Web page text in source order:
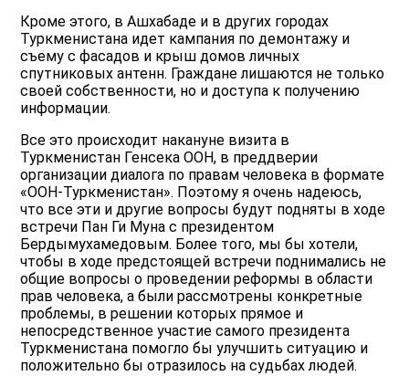
Кроме этого, в Ашхабаде и в других городах
Туркменистана идет кампания по демонтажу и
съему с фасадов и крыш домов личных
спутниковых антенн. Граждане лишаются не только
своей собственности, но и доступа к получению
информации.
Все это происходит накануне визита в
Туркменистан Генсека ООН, в преддверии
организации диалога по правам человека в формате
«ООН-Туркменистан». Поэтому я очень надеюсь,
что все эти и другие вопросы будут подняты в ходе
встречи Пан Ги Муна с президентом
Бердымухамедовым. Более того, мы бы хотели,
чтобы в ходе предстоящей встречи поднимались не
общие вопросы о проведении реформы в области
прав человека, а были рассмотрены конкретные
проблемы, в решении которых прямое и
непосредственное участие самого президента
Туркменистана помогло бы улучшить ситуацию и
положительно бы отразилось на судьбах людей.